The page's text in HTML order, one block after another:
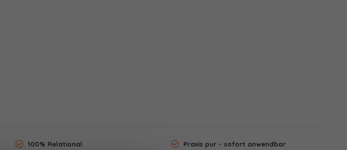
100% Relational Praxis pur - sofort anwendbar